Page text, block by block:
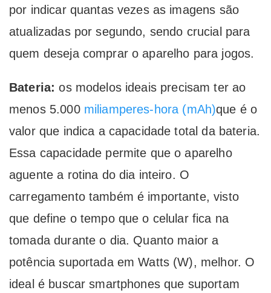
por indicar quantas vezes as imagens são
atualizadas por segundo, sendo crucial para
quem deseja comprar o aparelho para jogos.
Bateria:os modelos ideais precisam ter ao
menos 5.000 miliamperes-hora (mAh)que é o
valor que indica a capacidade total da bateria.
Essa capacidade permite que o aparelho
aguente a rotina do dia inteiro. O
carregamento também é importante, visto
que define o tempo que o celular fica na
tomada durante o dia. Quanto maior a
potência suportada em Watts (W), melhor. O
ideal é buscar smartphones que suportam